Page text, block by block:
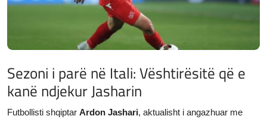
Gallery
Sezoni i parë në Itali: Vështirësitë që e
kanë ndjekur Jasharin
Futbollisti shqiptar Ardon Jashari, aktualisht i angazhuar me